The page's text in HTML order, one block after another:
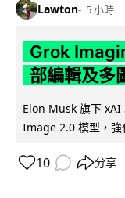
Lawton 5 小時
Grok
部編輯及多
Elon Musk 旗下
Image 2.0 模型，強
10 分享